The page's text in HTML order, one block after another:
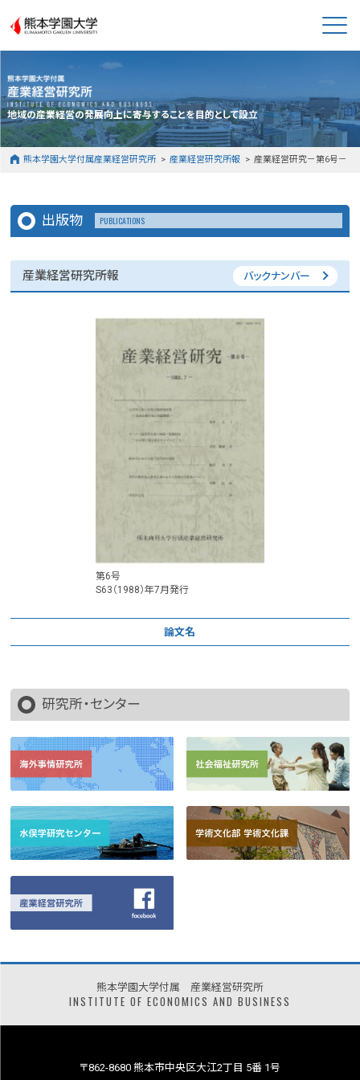
地域の産業経営の発展向上に寄与することを目的として設立
熊本学園大学付属産業経営研究所 産業経営研究所報 産業経営研究－第6号－
出版物 PUBLICATIONS
産業経営研究所報 バックナンバー
第6号
S63（1988）年7月発行
論文名
研究所・センター
熊本学園大学付属 産業経営研究所
INSTITUTE OF ECONOMICS AND BUSINESS
〒862-8680 熊本市中央区大江2丁目 5番 1号